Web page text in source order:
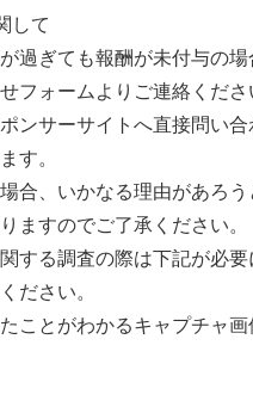
して
過ぎても報酬が未付与の場
フォームよりご連絡くださ
ンサーサイトへ直接問い合
す。
合、いかなる理由があろ
ますのでご了承ください。
する調査の際は下記が必要
ださい。
ことがわかるキャプチャ画